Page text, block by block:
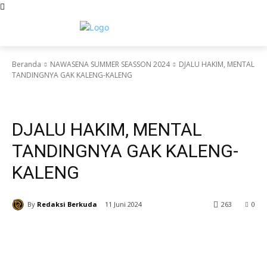
Beranda NAWASENA SUMMER SEASSON 2024
DJALU HAKIM, MENTAL
TANDINGNYA GAK KALENG-KALENG
DJALU HAKIM, MENTAL
TANDINGNYA GAK KALENG-
KALENG
By Redaksi Berkuda 11 Juni 2024 0
263